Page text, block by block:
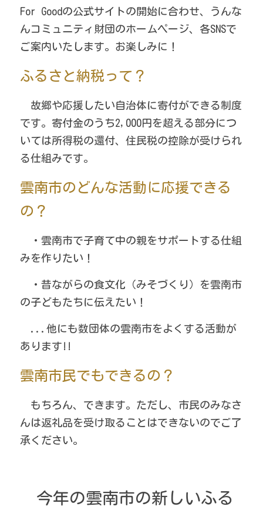
For Goodの公式サイトの開始に合わせ、うんな
んコミュニティ財団のホームページ、各SNSで
ご案内いたします。お楽しみに！
ふるさと納税って？
故郷や応援したい自治体に寄付ができる制度
です。寄付金のうち2,000円を超える部分につ
いては所得税の還付、住民税の控除が受けられ
る仕組みです。
雲南市のどんな活動に応援できる
の？
・雲南市で子育て中の親をサポートする仕組
みを作りたい！
・昔ながらの食文化（みそづくり）を雲南市
の子どもたちに伝えたい！
...他にも数団体の雲南市をよくする活動が
あります!!
雲南市民でもできるの？
もちろん、できます。ただし、市民のみなさ
んは返礼品を受け取ることはできないのでご了
承ください。
今年の雲南市の新しいふる